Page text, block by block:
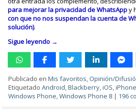
para mejorar la privacidad de WhatsAppy
con que no nos suspendan la cuenta de
solución).
Sigue leyendo →
Publicado en Mis favoritos, Opinión/
Etiquetado Android,Blackberry,iOS,iPhone
Windows Phone,Windows Phone 8 | 196